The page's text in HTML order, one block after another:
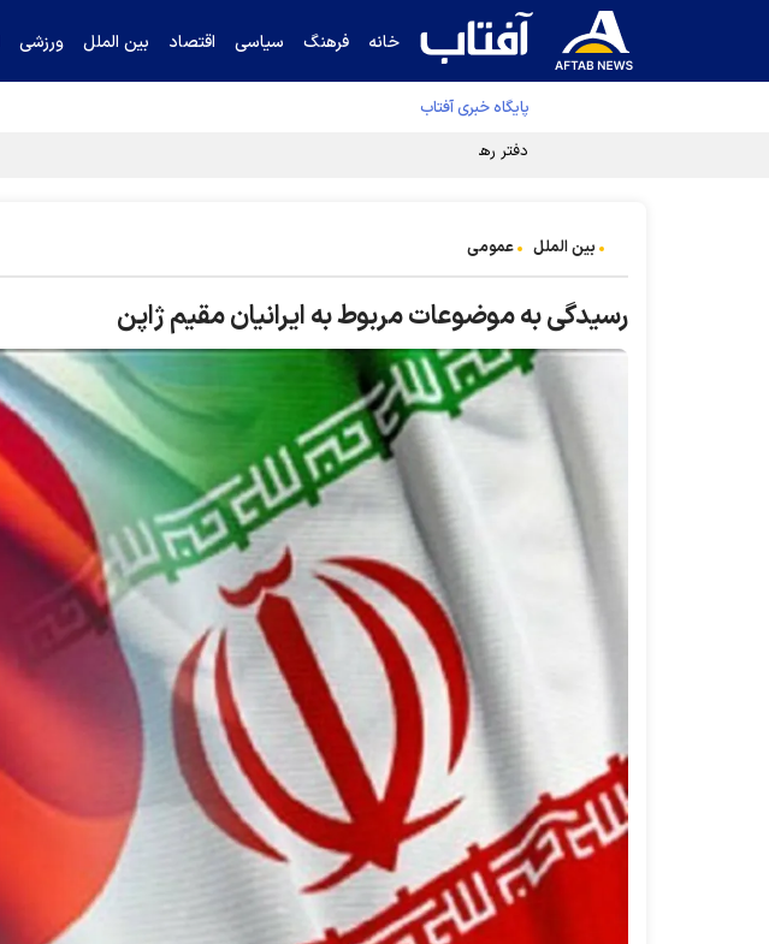
خانه فرهنگ سیاسی اقتصاد بین الملل ورزشی
پایگاه خبری آفتاب
دفتر رهبر انقلاب ادعای خرازی درباره پزشکیان را تکذیب کرد
بین الملل عمومی
رسیدگی به موضوعات مربوط به ایرانیان مقیم ژاپن